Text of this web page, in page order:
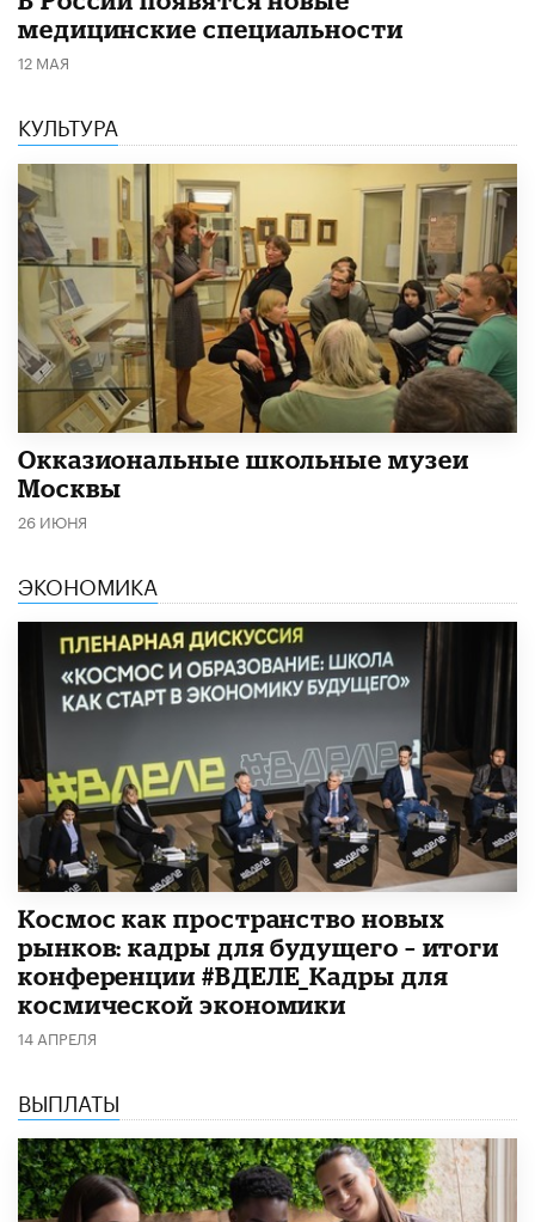
медицинские специальности
12 МАЯ
КУЛЬТУРА
​Окказиональные школьные музеи
Москвы
26 ИЮНЯ
ЭКОНОМИКА
Космос как пространство новых
рынков: кадры для будущего – итоги
конференции #ВДЕЛЕ_Кадры для
космической экономики
14 АПРЕЛЯ
ВЫПЛАТЫ